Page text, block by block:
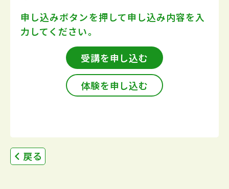
申し込みボタンを押して申し込み内容を入
力してください。
受講を申し込む
体験を申し込む
戻る